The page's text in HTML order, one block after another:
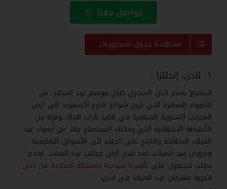
تواصل معنا
مشاهدة جدول المحتويات
1. لندن، إنجلترا :
استمتع بسحر لندن السحري خلال موسم عيد الميلاد. من
الأضواء المبهرة التي تزين شوارع شارع أكسفورد إلى أرض
العجائب الشتوية الشهيرة في هايد بارك، هناك وفرة من
الأنشطة الاحتفالية التي يمكنك الاستمتاع بها. من أضواء عيد
الميلاد المتلألئة والتزلج على الجليد إلى الأسواق التقليدية
وعروض عيد الميلاد، تعد لندن أرض عجائب عيد الميلاد. تقدم
بطلب للحصول على تأشيرة سياحية للمملكة المتحدة من دبي
لتجربة مهرجان عيد الميلاد في لندن.